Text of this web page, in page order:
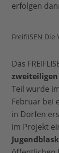
erfolgen
FreiflISEN
Das
Teil wurde
Februar bei
in Dorfen
im Projekt